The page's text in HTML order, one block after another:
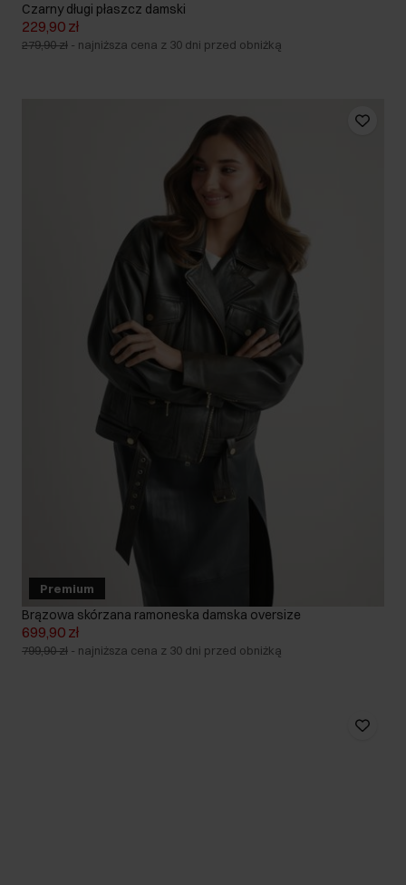
Czarny długi płaszcz damski
229,90 zł
279,90 zł - najniższa cena z 30 dni przed obniżką
Premium
Brązowa skórzana ramoneska damska oversize
699,90 zł
799,90 zł - najniższa cena z 30 dni przed obniżką